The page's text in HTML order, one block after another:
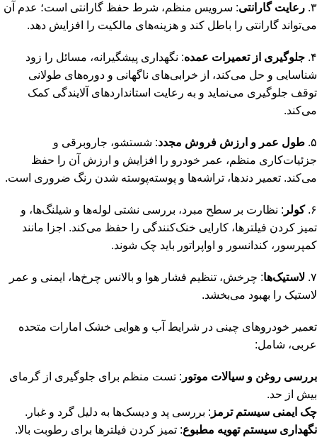
۳. رعایت گارانتی: سرویس منظم، شرط حفظ گارانتی است؛ عدم آن
می‌تواند گارانتی را باطل کند و هزینه‌های مالکیت را افزایش دهد.
۴. جلوگیری از تعمیرات عمده: نگهداری پیشگیرانه، مسائل را زود
شناسایی و حل می‌کند، از خرابی‌های ناگهانی و دوره‌های طولانی
توقف جلوگیری می‌نماید و به رعایت استانداردهای آلایندگی کمک
می‌کند.
۵. طول عمر و ارزش فروش مجدد: شستشو، جاروبرقی و
جزئیات‌کاری منظم، عمر خودرو را افزایش و ارزش آن را حفظ
می‌کند. تعمیر دندها، تراشه‌ها و پوسته‌پوسته شدن رنگ ضروری است.
۶. کولر : نظارت بر سطح مبرد، بررسی نشتی لوله‌ها و شیلنگ‌ها، و
تمیز کردن فیلترها، کارایی خنک‌کنندگی را حفظ می‌کند. اجزا مانند
کمپرسور، کندانسور و اواپراتور باید چک شوند.
۷. لاستیک‌ها: چرخش، تنظیم فشار هوا و بالانس چرخ‌ها، ایمنی و عمر
لاستیک را بهبود می‌بخشد.
تعمیر خودروهای چینی در شرایط آب و هوایی خشک امارات متحده
عربی، شامل:
بررسی روغن و سیالات موتور : تست منظم برای جلوگیری از گرمای
بیش از حد.
چک ایمنی سیستم ترمز : بررسی پد و دیسک‌ها به دلیل گرد و غبار.
نگهداری سیستم تهویه مطبوع: تمیز کردن فیلترها برای رطوبت بالا.